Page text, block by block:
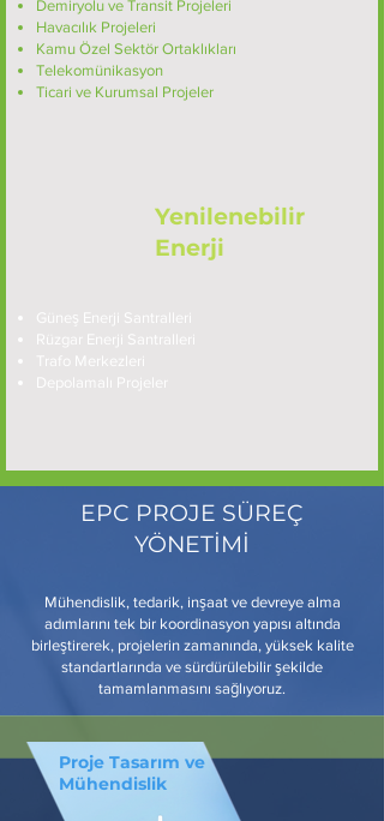
Demiryolu ve Transit Projeleri
Havacılık Projeleri
Kamu Özel Sektör Ortaklıkları
Telekomünikasyon
Ticari ve Kurumsal Projeler
Yenilenebilir
Enerji
Güneş Enerji Santralleri
Rüzgar Enerji Santralleri
Trafo Merkezleri
Depolamalı Projeler
EPC PROJE SÜREÇ
YÖNETİMİ
Mühendislik, tedarik, inşaat ve devreye alma
adımlarını tek bir koordinasyon yapısı altında
birleştirerek, projelerin zamanında, yüksek kalite
standartlarında ve sürdürülebilir şekilde
tamamlanmasını sağlıyoruz.
Proje Tasarım ve
Mühendislik